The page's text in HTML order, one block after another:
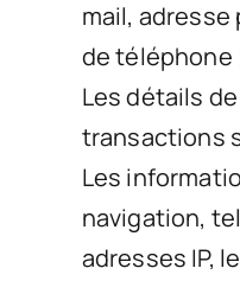
mail,
de téléphone
Les détails
transactions
Les
navigation,
adresses IP,